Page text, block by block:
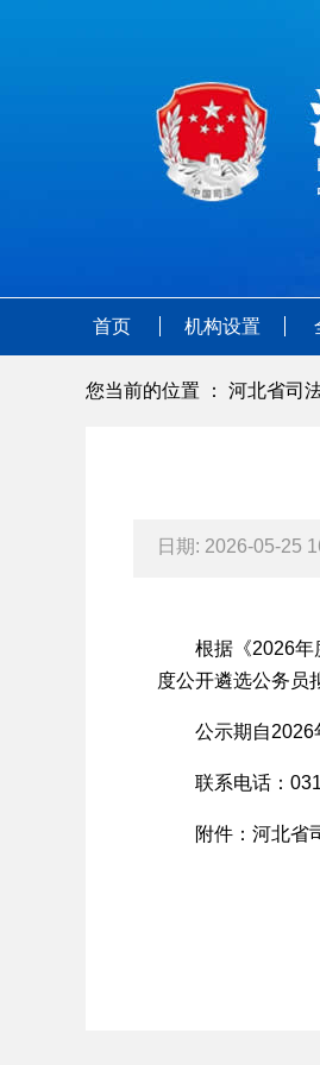
首页 机构设置
您当前的位置 ： 河北省司
日期: 2026-05-25
根据《2026年度
度公开遴选公务员
公示期自2026年
联系电话：
附件： 河北省